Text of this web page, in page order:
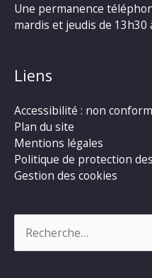
Une permanence
mardis et jeudis de 13h30
Liens
Accessibilité : non
Plan du site
Mentions légales
Politique de protection
Gestion des cookies